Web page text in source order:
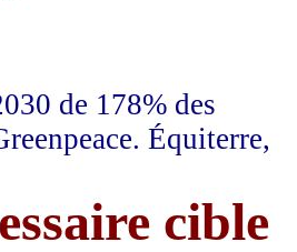
de 178% des
Équiterre,
cible